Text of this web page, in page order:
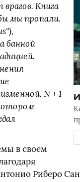
Книга
мы пропали.
банной
N + 1
в своем
Риберо